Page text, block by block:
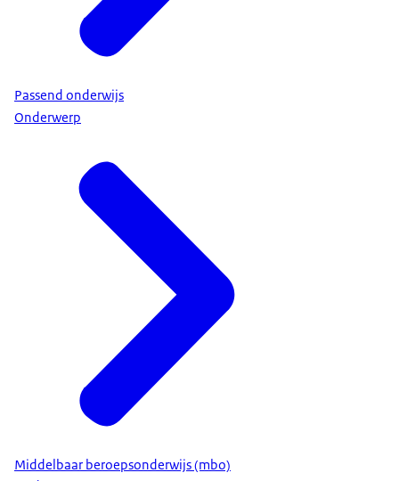
Passend onderwijs
Onderwerp
Middelbaar beroepsonderwijs (mbo)